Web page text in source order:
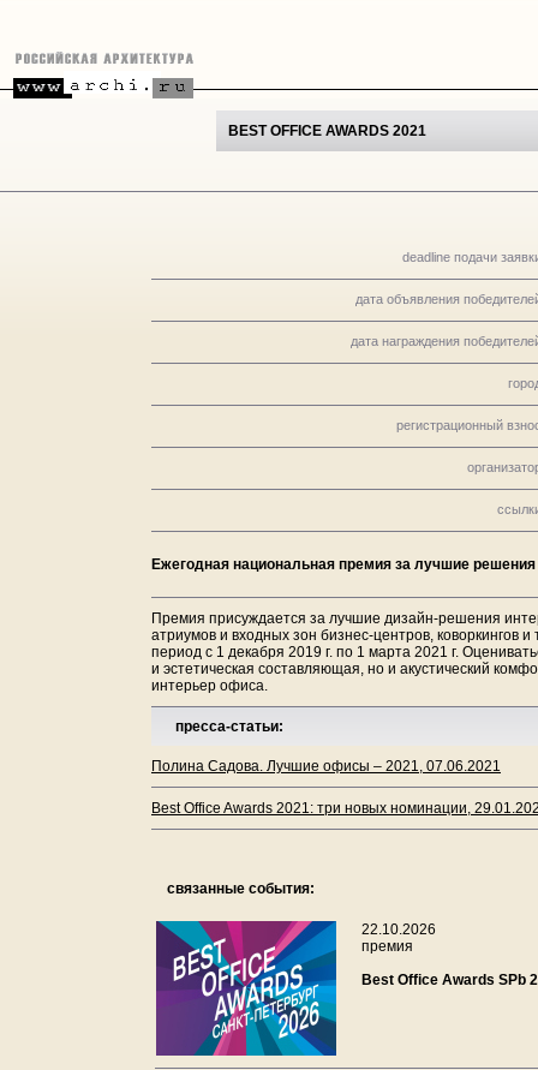
BEST OFFICE AWARDS 2021
deadline подачи
дата объявления
дата награждения
регистрационный
Ежегодная национальная премия за лучшие решения
Премия присуждается за лучшие дизайн-решения
атриумов и входных зон бизнес-центров, коворкингов
период с 1 декабря 2019 г. по 1 марта 2021 г.
и эстетическая составляющая, но и акустический
интерьер офиса.
пресса-статьи:
Полина Садова. Лучшие офисы – 2021, 07.06.2021
Best Office Awards 2021: три новых номинации,
связанные события:
22.10.2026
премия
Best Office Awards SPb